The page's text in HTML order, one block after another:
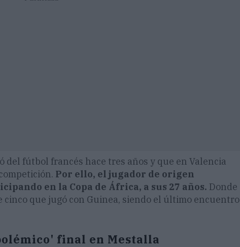
del fútbol francés hace tres años y que en Valencia
Por ello, el jugador de origen
en la Copa de África, a sus 27 años. Donde
que jugó con Guinea, siendo el último encuentro
final en Mestalla